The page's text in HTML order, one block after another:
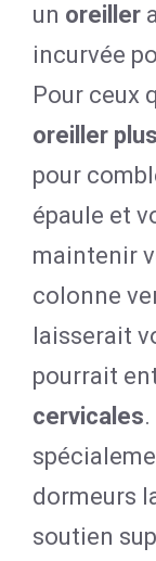
un oreiller
incurvée
Pour ceux
oreiller
pour
épaule et
maintenir
colonne
laisserait
pourrait
cervicales
dormeurs
soutien